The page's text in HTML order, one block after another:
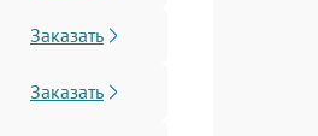
Заказать
Заказать